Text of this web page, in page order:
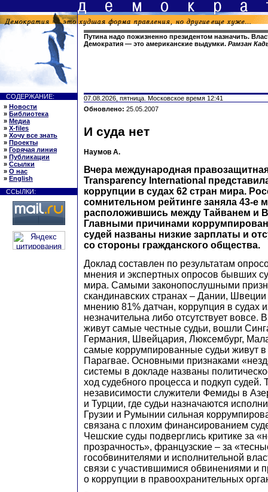
Путина надо пожизненно президентом назначить.
Демократия — это американские выдумки. Рамзан
СОДЕРЖАНИЕ:
» Новости
» Библиотека
» Медиа
» X-files
» Хочу все знать
» Проекты
» Горячая линия
» Публикации
» Ссылки
» О нас
» English
ССЫЛКИ:
07.08.2026, пятница. Московское время 12:41
Обновлено: 25.05.2007
И суда нет
Наумов А.
Вчера международная
Transparency International
коррупции в судах 62 стран мира.
сомнительном рейтинге заняла 43-е
расположившись между Тайванем и
Главными причинами
судей названы низкие зарплаты и
со стороны гражданского общества.
Доклад составлен по результатам
мнения и экспертных опросов бывших
мира. Самыми законопослушными
скандинавских странах – Дании,
мнению 81% датчан, коррупция в судах
незначительна либо отсутствует вовсе.
живут самые честные судьи, вошли
Германия, Швейцария, Люксембург,
самые коррумпированные судьи живут
Парагвае. Основными признаками
системы в докладе названы
ход судебного процесса и подкуп судей.
независимости служители Фемиды в
и Турции, где судьи назначаются
Грузии и Румынии сильная
связана с плохим финансированием
Чешские суды подверглись критике за
прозрачность», французские – за
гособвинителями и исполнительной
связи с участившимися обвинениями и
о коррупции в правоохранительных